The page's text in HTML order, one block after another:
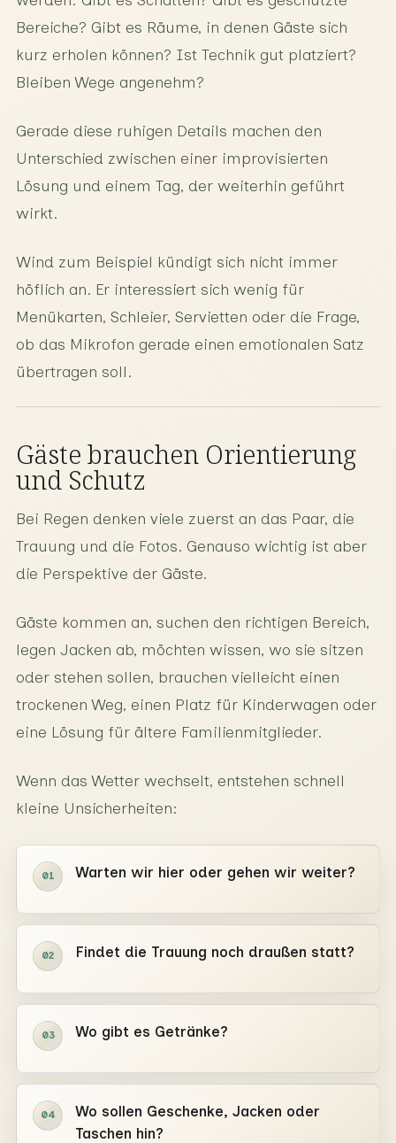
Bereiche? Gibt es Räume, in denen Gäste sich
kurz erholen können? Ist Technik gut platziert?
Bleiben Wege angenehm?
Gerade diese ruhigen Details machen den
Unterschied zwischen einer improvisierten
Lösung und einem Tag, der weiterhin geführt
wirkt.
Wind zum Beispiel kündigt sich nicht immer
höflich an. Er interessiert sich wenig für
Menükarten, Schleier, Servietten oder die Frage,
ob das Mikrofon gerade einen emotionalen Satz
übertragen soll.
Gäste brauchen Orientierung
und Schutz
Bei Regen denken viele zuerst an das Paar, die
Trauung und die Fotos. Genauso wichtig ist aber
die Perspektive der Gäste.
Gäste kommen an, suchen den richtigen Bereich,
legen Jacken ab, möchten wissen, wo sie sitzen
oder stehen sollen, brauchen vielleicht einen
trockenen Weg, einen Platz für Kinderwagen oder
eine Lösung für ältere Familienmitglieder.
Wenn das Wetter wechselt, entstehen schnell
kleine Unsicherheiten:
01 Warten wir hier oder gehen wir weiter?
02 Findet die Trauung noch draußen statt?
03 Wo gibt es Getränke?
04
Wo sollen Geschenke, Jacken oder
Taschen hin?